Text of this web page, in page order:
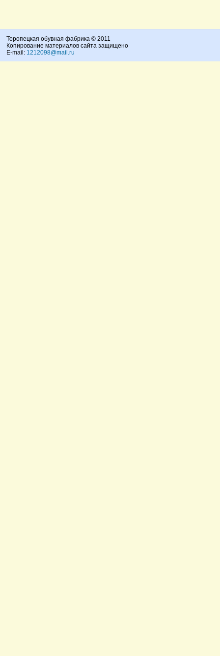
Торопецкая обувная фабрика © 2011
Копирование материалов сайта защищено
E-mail: 1212098@mail.ru